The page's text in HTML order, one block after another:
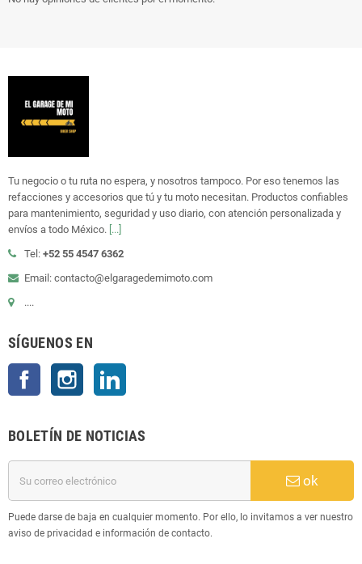
Tu negocio o tu ruta no espera, y nosotros tampoco. Por eso tenemos las
refacciones y accesorios que tú y tu moto necesitan. Productos confiables
para mantenimiento, seguridad y uso diario, con atención personalizada y
envíos a todo México. [...]
Tel: +52 55 4547 6362
Email: contacto@elgaragedemimoto.com
....
SÍGUENOS EN
Facebook Instagram
BOLETÍN DE NOTICIAS
ok
Puede darse de baja en cualquier momento. Por ello, lo invitamos a ver nuestro
aviso de privacidad e información de contacto.